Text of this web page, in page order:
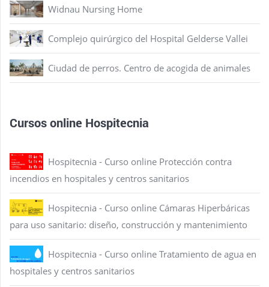
Widnau Nursing Home
Complejo quirúrgico del Hospital Gelderse Vallei
Ciudad de perros. Centro de acogida de animales
Cursos online Hospitecnia
Hospitecnia - Curso online Protección contra
incendios en hospitales y centros sanitarios
Hospitecnia - Curso online Cámaras Hiperbáricas
para uso sanitario: diseño, construcción y mantenimiento
Hospitecnia - Curso online Tratamiento de agua en
hospitales y centros sanitarios